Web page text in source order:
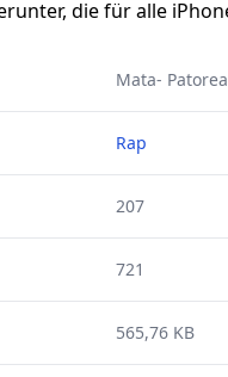
die für alle
Mata-
Rap
207
721
565,76 KB